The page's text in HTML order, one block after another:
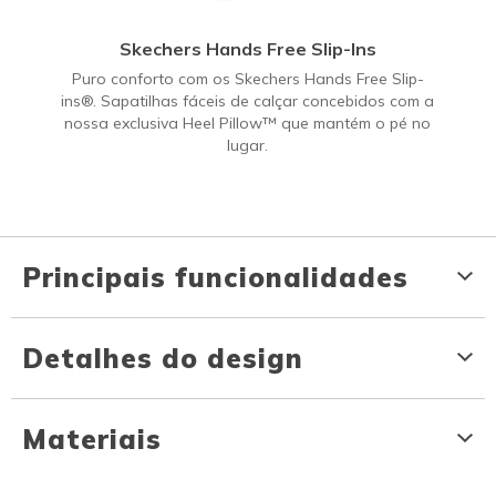
Skechers Hands Free Slip-Ins
Puro conforto com os Skechers Hands Free Slip-
ins®. Sapatilhas fáceis de calçar concebidos com a
nossa exclusiva Heel Pillow™ que mantém o pé no
lugar.
Principais funcionalidades
Detalhes do design
Materiais